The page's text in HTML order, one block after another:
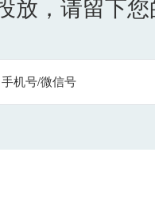
手机号/微信号